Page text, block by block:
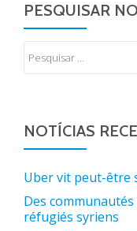
PESQUISAR
NOTÍCIAS
Uber vit peut-être
Des
réfugiés syriens